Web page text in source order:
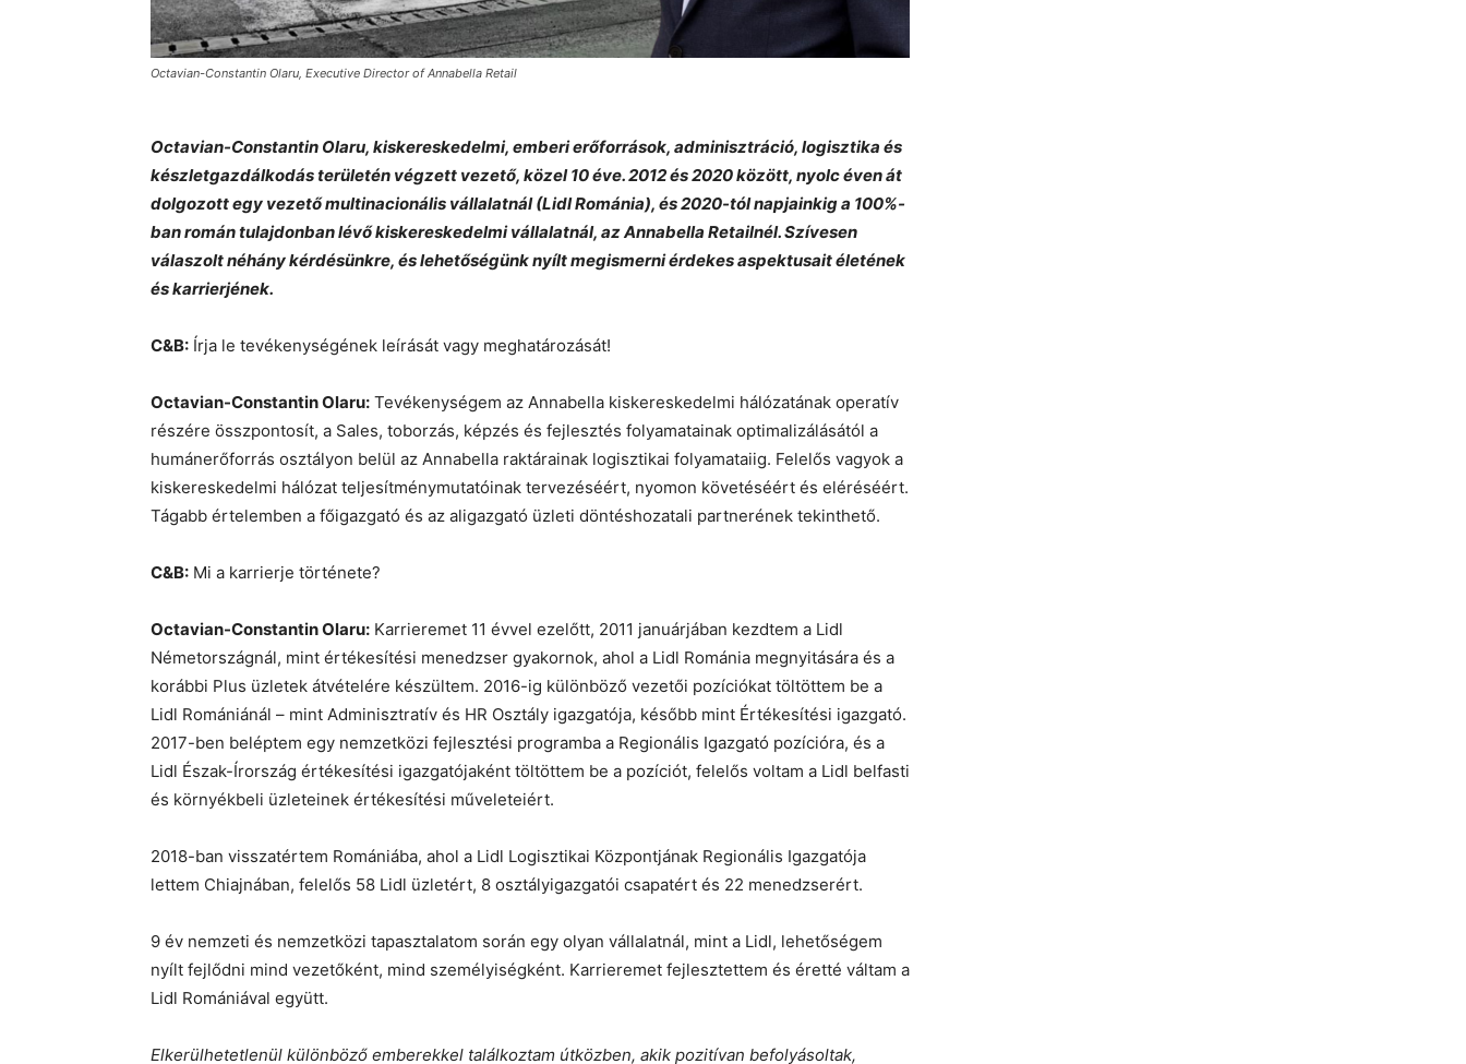
Octavian-Constantin Olaru, Executive Director of Annabella Retail
Octavian-Constantin Olaru, kiskereskedelmi, emberi erőforrások, adminisztráció, logisztika és
készletgazdálkodás területén végzett vezető, közel 10 éve. 2012 és 2020 között, nyolc éven át
dolgozott egy vezető multinacionális vállalatnál (Lidl Románia), és 2020-tól napjainkig a 100%-
ban román tulajdonban lévő kiskereskedelmi vállalatnál, az Annabella Retailnél. Szívesen
válaszolt néhány kérdésünkre, és lehetőségünk nyílt megismerni érdekes aspektusait életének
és karrierjének.
C&B: Írja le tevékenységének leírását vagy meghatározását!
Octavian-Constantin Olaru: Tevékenységem az Annabella kiskereskedelmi hálózatának operatív
részére összpontosít, a Sales, toborzás, képzés és fejlesztés folyamatainak optimalizálásától a
humánerőforrás osztályon belül az Annabella raktárainak logisztikai folyamataiig. Felelős vagyok a
kiskereskedelmi hálózat teljesítménymutatóinak tervezéséért, nyomon követéséért és eléréséért.
Tágabb értelemben a főigazgató és az aligazgató üzleti döntéshozatali partnerének tekinthető.
C&B: Mi a karrierje története?
Octavian-Constantin Olaru: Karrieremet 11 évvel ezelőtt, 2011 januárjában kezdtem a Lidl
Németországnál, mint értékesítési menedzser gyakornok, ahol a Lidl Románia megnyitására és a
korábbi Plus üzletek átvételére készültem. 2016-ig különböző vezetői pozíciókat töltöttem be a
Lidl Romániánál – mint Adminisztratív és HR Osztály igazgatója, később mint Értékesítési igazgató.
2017-ben beléptem egy nemzetközi fejlesztési programba a Regionális Igazgató pozícióra, és a
Lidl Észak-Írország értékesítési igazgatójaként töltöttem be a pozíciót, felelős voltam a Lidl belfasti
és környékbeli üzleteinek értékesítési műveleteiért.
2018-ban visszatértem Romániába, ahol a Lidl Logisztikai Központjának Regionális Igazgatója
lettem Chiajnában, felelős 58 Lidl üzletért, 8 osztályigazgatói csapatért és 22 menedzserért.
9 év nemzeti és nemzetközi tapasztalatom során egy olyan vállalatnál, mint a Lidl, lehetőségem
nyílt fejlődni mind vezetőként, mind személyiségként. Karrieremet fejlesztettem és éretté váltam a
Lidl Romániával együtt.
Elkerülhetetlenül különböző emberekkel találkoztam útközben, akik pozitívan befolyásoltak,